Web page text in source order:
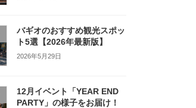
バギオのおすすめ観光スポッ
ト5選【2026年最新版】
2026年5月29日
12月イベント「YEAR END
PARTY」の様子をお届け！